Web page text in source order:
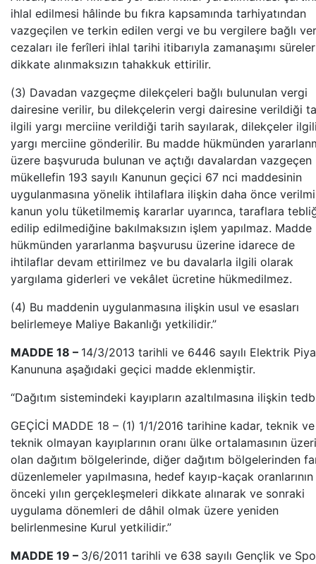
ihlal edilmesi hâlinde bu fıkra kapsamında tarhiyatından
vazgeçilen ve terkin edilen vergi ve bu vergilere bağlı
cezaları ile ferîleri ihlal tarihi itibarıyla zamanaşımı
dikkate alınmaksızın tahakkuk ettirilir.
(3) Davadan vazgeçme dilekçeleri bağlı bulunulan vergi
dairesine verilir, bu dilekçelerin vergi dairesine verildiği
ilgili yargı merciine verildiği tarih sayılarak, dilekçeler
yargı merciine gönderilir. Bu madde hükmünden
üzere başvuruda bulunan ve açtığı davalardan vazgeçen
mükellefin 193 sayılı Kanunun geçici 67 nci maddesinin
uygulanmasına yönelik ihtilaflara ilişkin daha önce
kanun yolu tüketilmemiş kararlar uyarınca, taraflara
edilip edilmediğine bakılmaksızın işlem yapılmaz. Madde
hükmünden yararlanma başvurusu üzerine idarece de
ihtilaflar devam ettirilmez ve bu davalarla ilgili olarak
yargılama giderleri ve vekâlet ücretine hükmedilmez.
(4) Bu maddenin uygulanmasına ilişkin usul ve esasları
belirlemeye Maliye Bakanlığı yetkilidir.”
MADDE 18 – 14/3/2013 tarihli ve 6446 sayılı Elektrik
Kanununa aşağıdaki geçici madde eklenmiştir.
“Dağıtım sistemindeki kayıpların azaltılmasına ilişkin
GEÇİCİ MADDE 18 – (1) 1/1/2016 tarihine kadar, teknik ve
teknik olmayan kayıplarının oranı ülke ortalamasının
olan dağıtım bölgelerinde, diğer dağıtım bölgelerinden
düzenlemeler yapılmasına, hedef kayıp-kaçak
önceki yılın gerçekleşmeleri dikkate alınarak ve sonraki
uygulama dönemleri de dâhil olmak üzere yeniden
belirlenmesine Kurul yetkilidir.”
MADDE 19 – 3/6/2011 tarihli ve 638 sayılı Gençlik ve